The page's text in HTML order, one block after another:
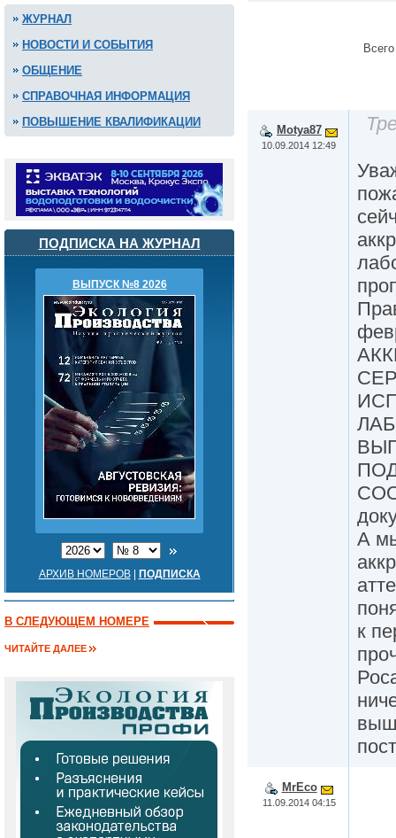
ЖУРНАЛ
НОВОСТИ И СОБЫТИЯ
ОБЩЕНИЕ
СПРАВОЧНАЯ ИНФОРМАЦИЯ
ПОВЫШЕНИЕ КВАЛИФИКАЦИИ
ПОДПИСКА НА ЖУРНАЛ
ВЫПУСК №8 2026
АРХИВ НОМЕРОВ| ПОДПИСКА
В СЛЕДУЮЩЕМ НОМЕРЕ
ЧИТАЙТЕ ДАЛЕЕ
Motya87
10.09.2014 12:49
А
к
MrEco
11.09.2014 04:15